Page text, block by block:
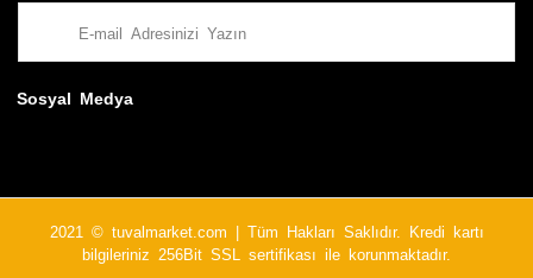
Sosyal Medya
2021 © tuvalmarket.com | Tüm Hakları Saklıdır. Kredi kartı
bilgileriniz 256Bit SSL sertifikası ile korunmaktadır.